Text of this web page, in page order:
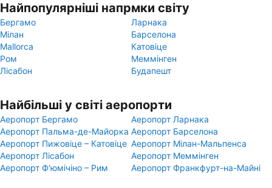
Найпопулярніші напрмки світу
Бергамо
Ларнака
Мілан
Барселона
Mallorca
Катовіце
Ром
Меммінген
Лісабон
Будапешт
Найбільші у світі аеропорти
Аеропорт Бергамо
Аеропорт Ларнака
Аеропорт Пальма-де-Майорка Аеропорт Барселона
Аеропорт Пижовіце – Катовіце Аеропорт Мілан-Мальпенса
Аеропорт Лісабон
Аеропорт Меммінген
Аеропорт Ф'юмічіно – Рим
Аеропорт Франкфурт-на-Майні